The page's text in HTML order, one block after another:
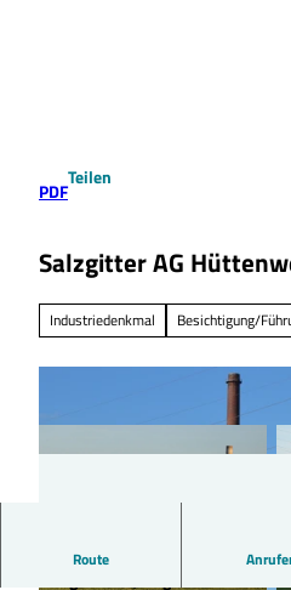
PDF
Teilen
Salzgitter AG
Industriedenkmal Besichtigung/
Route
Die Salzgitter Flachstahl GmbH,